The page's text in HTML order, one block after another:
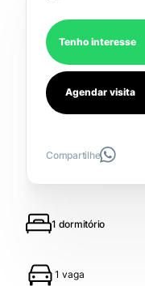
Tenho interesse
Agendar visita
Compartilhe
1 dormitório
1 vaga